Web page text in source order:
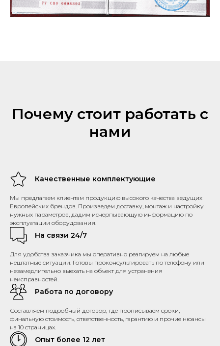
Почему стоит работать с
нами
Качественные комплектующие
Мы предлагаем клиентам продукцию высокого качества ведущих
Европейских брендов. Произведем доставку, монтаж и настройку
нужных параметров, дадим исчерпывающую информацию по
эксплуатации оборудования.
На связи 24/7
Для удобства заказчика мы оперативно реагируем на любые
нештатные ситуации. Готовы проконсультировать по телефону или
незамедлительно выехать на объект для устранения
неисправностей.
Работа по договору
Составляем подробный договор, где прописываем сроки,
финальную стоимость, ответственность, гарантию и прочие нюансы
на 10 страницах.
Опыт более 12 лет